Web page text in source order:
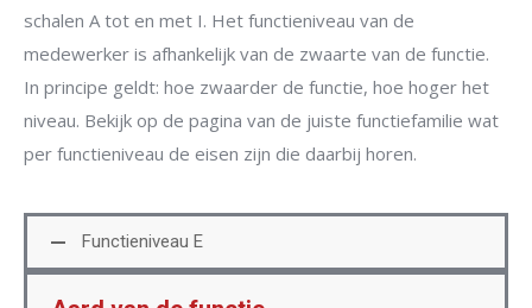
schalen A tot en met I. Het functieniveau van de
medewerker is afhankelijk van de zwaarte van de functie.
In principe geldt: hoe zwaarder de functie, hoe hoger het
niveau. Bekijk op de pagina van de juiste functiefamilie wat
per functieniveau de eisen zijn die daarbij horen.
Functieniveau E